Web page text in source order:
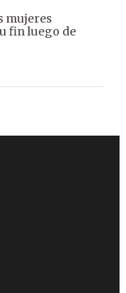
mujeres
fin luego de